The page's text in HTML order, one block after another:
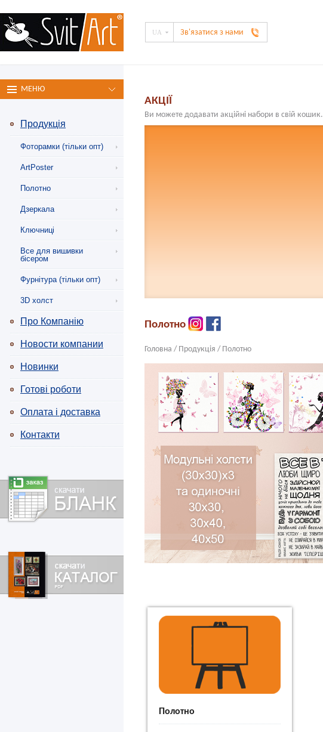
UA Зв'язатися з нами
МЕНЮ
Продукція
Фоторамки (тiльки опт)
ArtPoster
Полотно
Дзеркала
Ключниці
Все для вишивки
бісером
Фурнітура (тiльки опт)
3D холст
Про Компанію
Новости компании
Новинки
Готові роботи
Оплата і доставка
Контакти
Скачати
форму
замовлення
Скачати
каталоги
SvitArt
АКЦІЇ
Ви можете додавати акційні набори в свій кошик.
Полотно
Головна / Продукція / Полотно
Полотно